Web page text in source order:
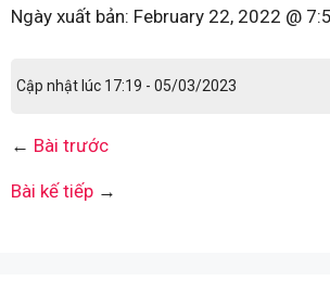
Ngày xuất bản: February 22, 2022 @
Cập nhật lúc 17:19 - 05/03/2023
← Bài trước
Bài kế tiếp →